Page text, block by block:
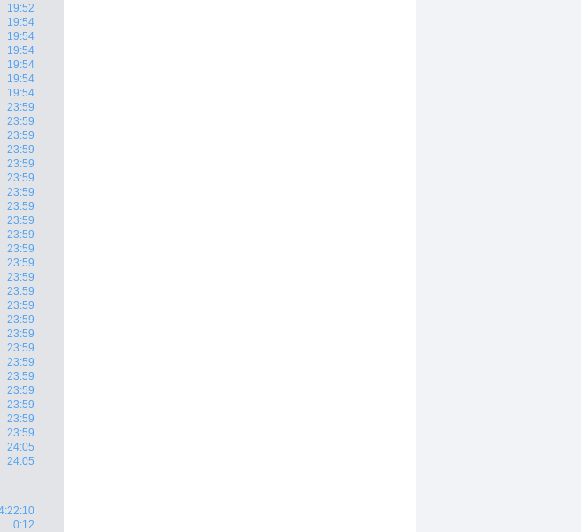
19:52
19:54
19:54
19:54
19:54
19:54
19:54
23:59
23:59
23:59
23:59
23:59
23:59
23:59
23:59
23:59
23:59
23:59
23:59
23:59
23:59
23:59
23:59
23:59
23:59
23:59
23:59
23:59
23:59
23:59
23:59
24:05
24:05
0:12